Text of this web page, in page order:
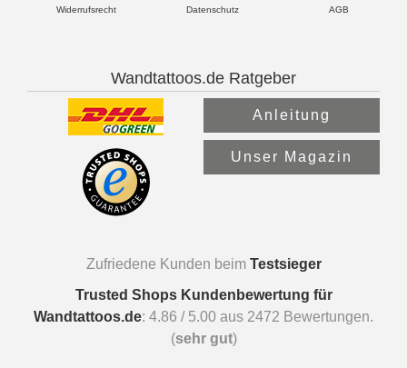
Widerrufsrecht Datenschutz AGB
Wandtattoos.de Ratgeber
Anleitung
Unser Magazin
Zufriedene Kunden beim Testsieger
Trusted Shops Kundenbewertung für
Wandtattoos.de: 4.86 / 5.00 aus 2472 Bewertungen.
(sehr gut)